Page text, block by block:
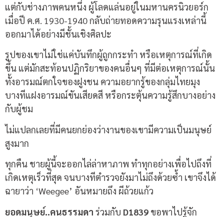
แต่กับช่างภาพคนหนึ่ง ผู้โลดแล่นอยู่ในมหานครนิวยอร์ก
เมื่อปี ค.ศ. 1930-1940 กลับถ่ายทอดความรุนแรงเหล่านี้
ออกมาได้อย่างมีชั้นเชิงศิลปะ
รูปของเขาไม่ใช่แค่บันทึกผู้ถูกกระทำ หรือเหตุการณ์ที่เกิด
ขึ้น แต่มักสะท้อนปฏิกริยาของคนอื่นๆ ที่มีต่อเหตุการณ์นั้น
ทั้งอารมณ์ตกใจของฝูงชน ความอยากรู้ของกลุ่มไทยมุง
บางทีแฝงอารมณ์ขันเสียดสี หรือกระตุ้นความรู้สึกบางอย่าง
กับผู้ชม
ไม่แปลกเลยที่มีคนยกย่องว่างานของเขามีความเป็นมนุษย์
สูงมาก
ทุกคืน ชายผู้นี้จะออกไล่ล่าหาภาพ ทำทุกอย่างเพื่อไปถึงที่
เกิดเหตุเร็วที่สุด จนบางทีตำรวจยังมาไม่ถึงด้วยซ้ำ เขาจึงได้
ฉายาว่า ‘Weegee’ อันหมายถึง ผีถ้วยแก้ว
ยอดมนุษย์..คนธรรมดา ร่วมกับ D1839 ขอพาไปรู้จัก